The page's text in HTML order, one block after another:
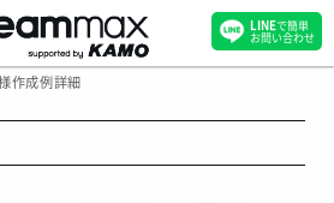
作成例詳細
LINEで簡単
お問い合わせ